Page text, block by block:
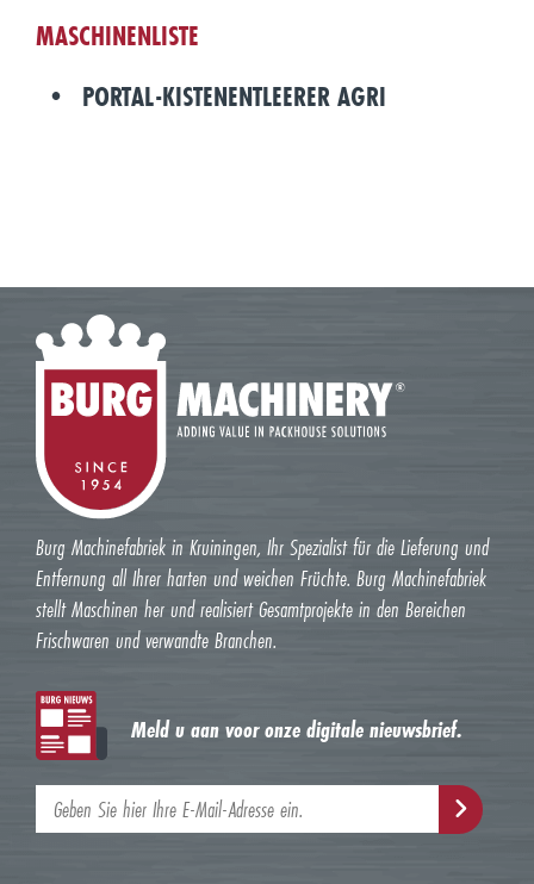
MASCHINENLISTE
PORTAL-KISTENENTLEERER AGRI
Burg Machinefabriek in Kruiningen, Ihr Spezialist für die Lieferung und
Entfernung all Ihrer harten und weichen Früchte. Burg Machinefabriek
stellt Maschinen her und realisiert Gesamtprojekte in den Bereichen
Frischwaren und verwandte Branchen.
Meld u aan voor onze digitale nieuwsbrief.